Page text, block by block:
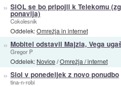
» SiOL se bo pripojil k Telekomu
ponavlja)
Cokolesnik
Oddelek:Omrežja in internet
» Mobitel odstavil Majzla, Vega
Gregor P
Oddelek: Novice/Omrežja / internet
» Siol v ponedeljek z novo ponudbo
tina-n-robi